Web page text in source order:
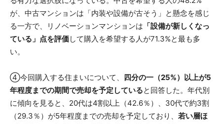
が、中古マンションは「内装や設備が古そう」と懸念を感じ
る一方で、リノベーションマンションは 「設備が新しくなっ
ている」点を評価して購入を希望する人が71.3%と最も多
い。
④今回購入する住まいについて、 四分の一（25%）以上が5
年程度までの期間で売却を予定していると回答した。年代別
に傾向を見ると、20代は4割以上（42.6％）、30代で約3割
（29.3％）が5年程度までの売却を予定しており、 若い層ほ